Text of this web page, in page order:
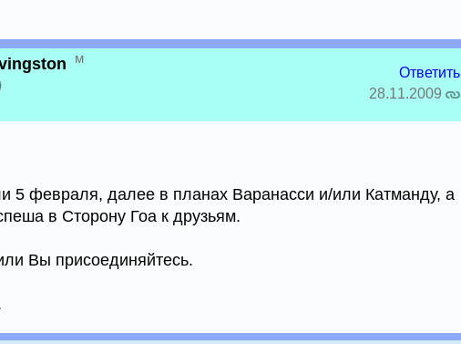
м
Ответить
28.11.2009
5 февраля, далее в планах Варанасси и/или Катманду, а
в Сторону Гоа к друзьям.
Вы присоединяйтесь.